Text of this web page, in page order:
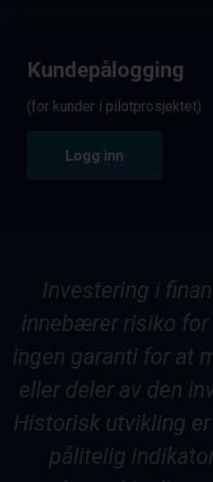
Kundepålogging
(for kunder i pilotprosjektet)
Logg inn
Investering i
innebærer risiko for
ingen garanti for at
eller deler av den
Historisk utvikling
pålitelig